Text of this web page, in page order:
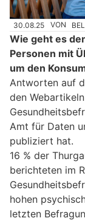
30.08.25 VON
Wie geht es
Personen mit
um den
Antworten auf
den
Amt für Daten
publiziert hat.
16 % der
berichteten im
hohen
letzten